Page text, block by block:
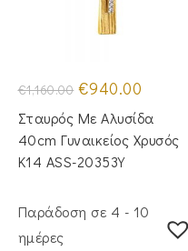
€1,160.00 Original
price
was:
€1,160.00.
€940.00
τιμή
είναι:
€940.00.
Σταυρός Με Αλυσίδα
40cm Γυναικείος Χρυσός
Κ14 ASS-20353Y
Παράδοση σε 4 - 10
ημέρες